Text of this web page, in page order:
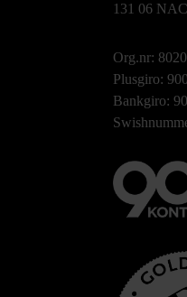
131 06
Org.nr:
Plusgiro:
Bankgiro: